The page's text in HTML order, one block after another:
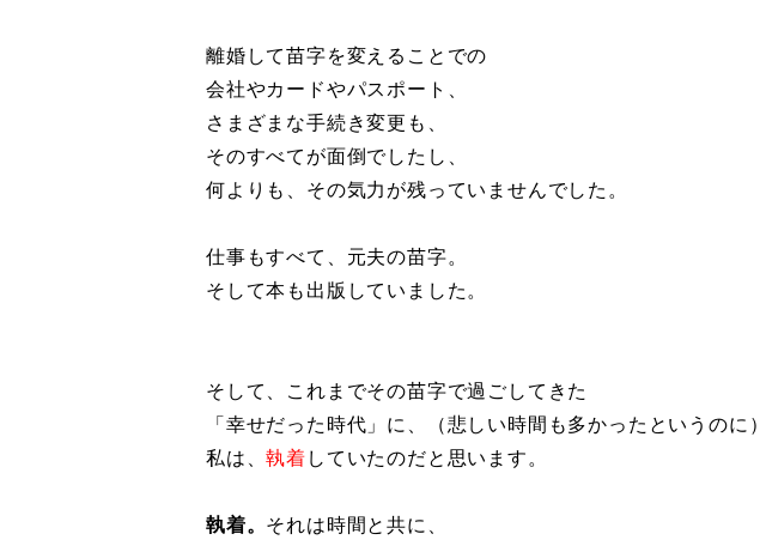
離婚して苗字を変えることでの
会社やカードやパスポート、
さまざまな手続き変更も、
そのすべてが面倒でしたし、
何よりも、その気力が残っていませんでした。
仕事もすべて、元夫の苗字。
そして本も出版していました。
そして、これまでその苗字で過ごしてきた
「幸せだった時代」に、（悲しい時間も多かったというのに）
私は、執着 していたのだと思います。
執着。 それは時間と共に、